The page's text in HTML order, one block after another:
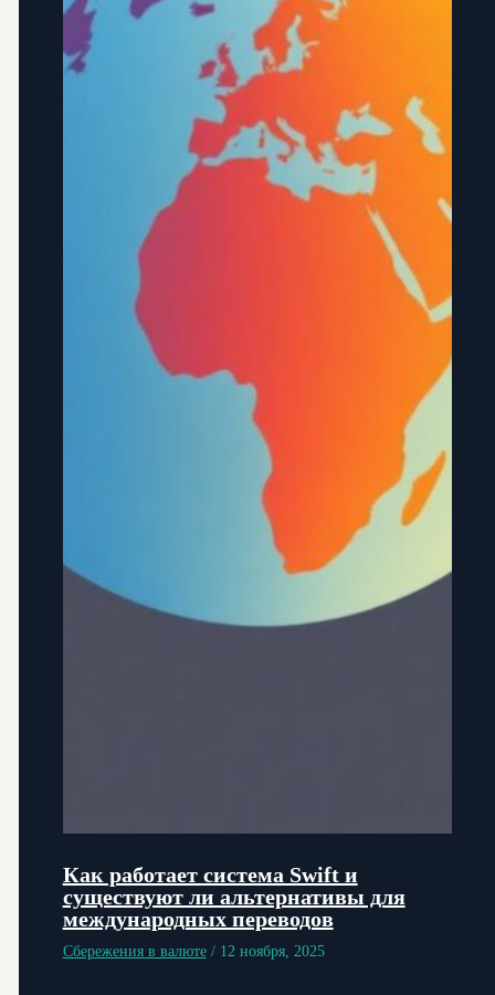
Как работает система Swift и
существуют ли альтернативы для
международных переводов
Сбережения в валюте/ 12 ноября, 2025